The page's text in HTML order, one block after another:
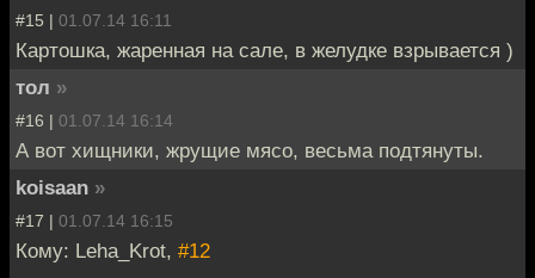
#15 | 01.07.14 16:11
Картошка, жаренная на сале, в желудке взрывается )
тол »
#16 | 01.07.14 16:14
А вот хищники, жрущие мясо, весьма подтянуты.
koisaan »
#17 | 01.07.14 16:15
Кому: Leha_Krot, #12